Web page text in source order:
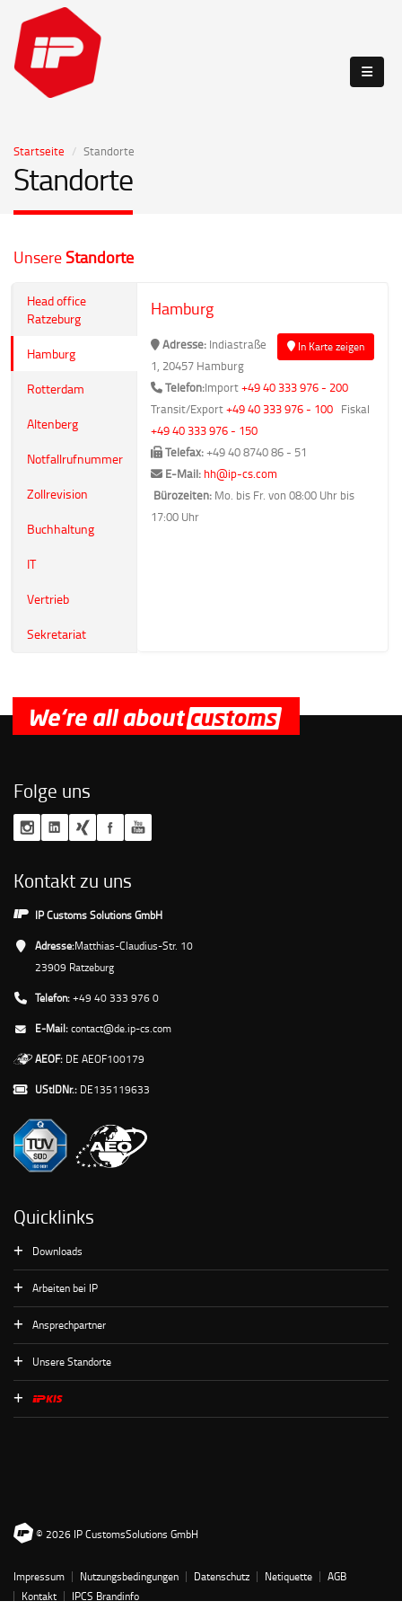
Startseite Standorte
Standorte
UnsereStandorte
Head office
Ratzeburg
Hamburg
Rotterdam
Altenberg
Notfallrufnummer
Zollrevision
Buchhaltung
IT
Vertrieb
Sekretariat
Hamburg
In Karte zeigen
Adresse: Indiastraße
1, 20457 Hamburg
Telefon:Import+49 40 333 976 - 200
Transit/Export+49 40 333 976 - 100 Fiskal
+49 40 333 976 - 150
Telefax:+49 40 8740 86 - 51
E-Mail: hh@ip-cs.com
Bürozeiten: Mo. bis Fr. von 08:00 Uhr bis
17:00 Uhr
Folge uns
Kontakt zu uns
IP Customs Solutions GmbH
Adresse:Matthias-Claudius-Str. 10
23909 Ratzeburg
Telefon:+49 40 333 976 0
E-Mail:contact@de.ip-cs.com
AEOF: DE AEOF100179
UStIDNr.: DE135119633
Quicklinks
Downloads
Arbeiten bei IP
Ansprechpartner
Unsere Standorte
© 2026 IP CustomsSolutions GmbH
Impressum Nutzungsbedingungen Datenschutz Netiquette
AGB
Kontakt
IPCS Brandinfo